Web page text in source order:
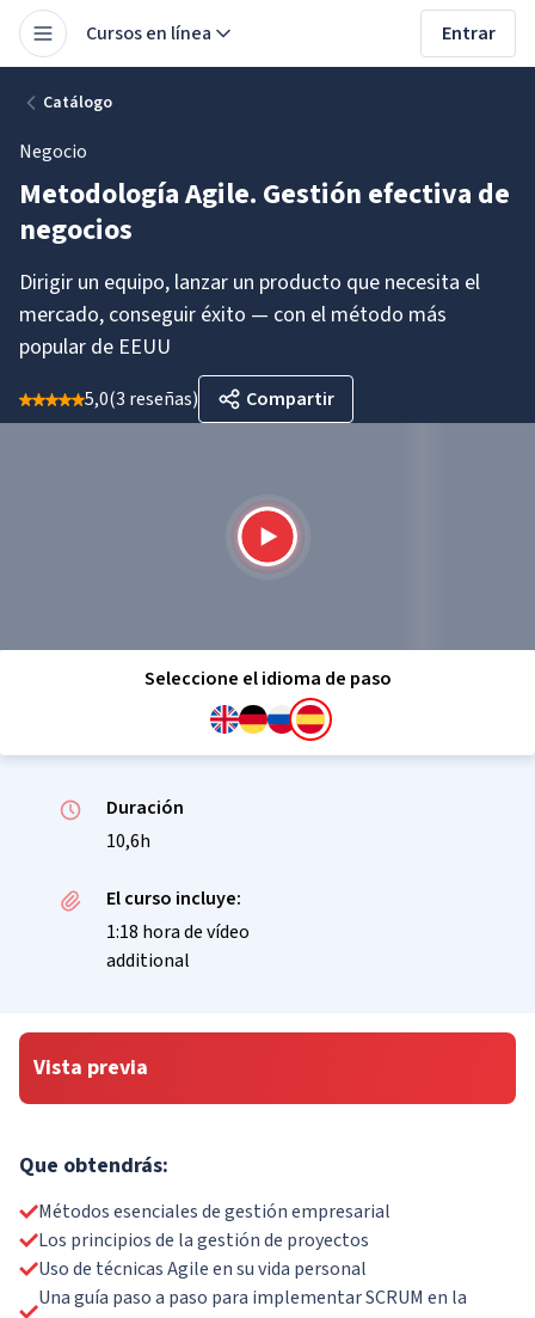
Cursos en línea Entrar
Catálogo
Negocio
Metodología Agile. Gestión efectiva de
negocios
Dirigir un equipo, lanzar un producto que necesita el
mercado, conseguir éxito — con el método más
popular de EEUU
5,0(3 reseñas) Compartir
Seleccione el idioma de paso
Duración
10,6h
El curso incluye:
1:18 hora de vídeo
additional
Vista previa
Que obtendrás:
Métodos esenciales de gestión empresarial
Los principios de la gestión de proyectos
Uso de técnicas Agile en su vida personal
Una guía paso a paso para implementar SCRUM en la